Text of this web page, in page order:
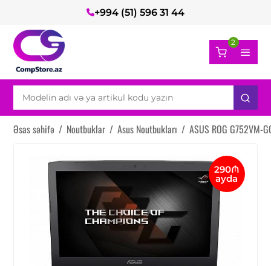
+994 (51) 596 31 44
2
Əsas səhifə / Noutbuklar / Asus Noutbukları / ASUS ROG G752VM-
290₼
ayda